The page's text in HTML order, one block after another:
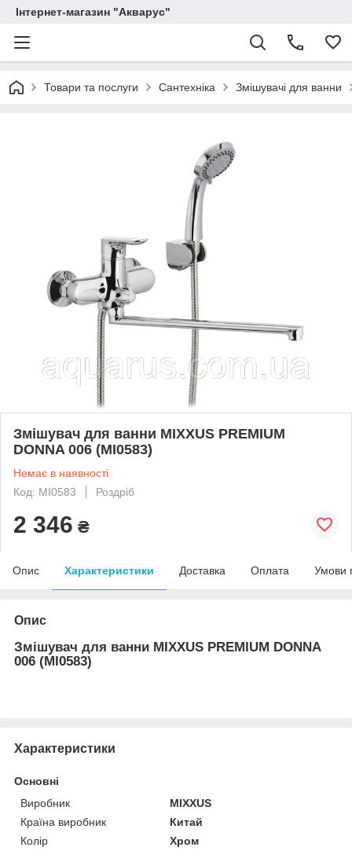
Інтернет-магазин "Акварус"
Товари та послуги Сантехніка Змішувачі для ванни
Змішувач для ванни MIXXUS PREMIUM
DONNA 006 (MI0583)
Немає в наявності
Код: MI0583
Роздріб
2 346 ₴
Опис Характеристики Доставка Оплата Умови
Опис
Змішувач для ванни MIXXUS PREMIUM DONNA
006 (MI0583)
Характеристики
Основні
Виробник
MIXXUS
Країна виробник
Китай
Колір
Хром